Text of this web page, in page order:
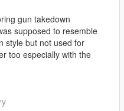
gun takedown
supposed to resemble
style but not used for
too especially with the